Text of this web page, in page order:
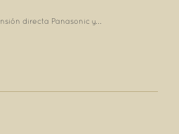
directa Panasonic y...